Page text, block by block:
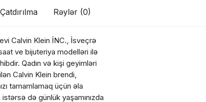
Çatdırılma Rəylər (0)
Calvin Klein İNC., İsveçrə
ve bijuteriya modelləri ilə
Qadın və kişi geyimləri
Calvin Klein brendi,
tamamlamaq üçün əla
də günlük yaşamınızda
səbətə əlavə edildi